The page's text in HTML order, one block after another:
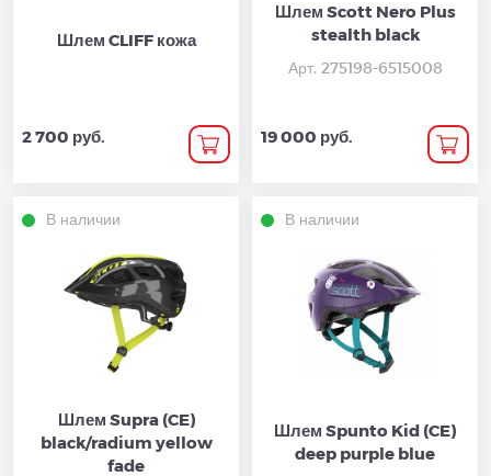
Шлем CLIFF кожа
2 700 руб.
Шлем Scott Nero Plus
stealth black
Арт. 275198-6515008
19 000 руб.
В наличии
Шлем Supra (CE)
black/radium yellow
fade
В наличии
Шлем Spunto Kid (CE)
deep purple blue